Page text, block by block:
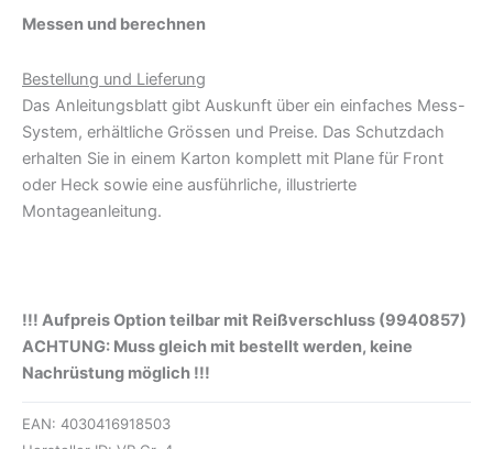
Messen und berechnen
Bestellung und Lieferung
Das Anleitungsblatt gibt Auskunft über ein einfaches Mess-
System, erhältliche Grössen und Preise. Das Schutzdach
erhalten Sie in einem Karton komplett mit Plane für Front
oder Heck sowie eine ausführliche, illustrierte
Montageanleitung.
!!! Aufpreis Option teilbar mit Reißverschluss (9940857)
ACHTUNG: Muss gleich mit bestellt werden, keine
Nachrüstung möglich !!!
EAN: 4030416918503